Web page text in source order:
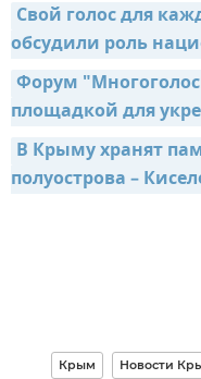
Свой голос для
обсудили роль
Форум
площадкой для
В Крыму хранят
полуострова –
Крым Новости